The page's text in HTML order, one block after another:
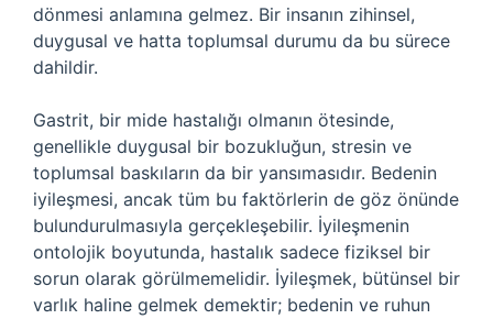
dönmesi anlamına gelmez. Bir insanın zihinsel,
duygusal ve hatta toplumsal durumu da bu sürece
dahildir.
Gastrit, bir mide hastalığı olmanın ötesinde,
genellikle duygusal bir bozukluğun, stresin ve
toplumsal baskıların da bir yansımasıdır. Bedenin
iyileşmesi, ancak tüm bu faktörlerin de göz önünde
bulundurulmasıyla gerçekleşebilir. İyileşmenin
ontolojik boyutunda, hastalık sadece fiziksel bir
sorun olarak görülmemelidir. İyileşmek, bütünsel bir
varlık haline gelmek demektir; bedenin ve ruhun